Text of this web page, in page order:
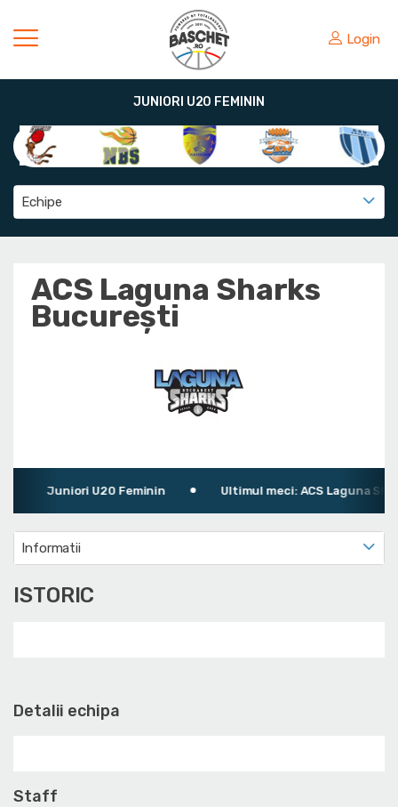
Login
JUNIORI U20 FEMININ
Echipe
ACS Laguna Sharks
București
Juniori U20 Feminin Ultimul meci: ACS Laguna Sharks
Informatii
ISTORIC
Detalii echipa
Staff